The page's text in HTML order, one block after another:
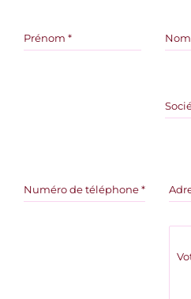
Prénom * Nom
Numéro de téléphone*